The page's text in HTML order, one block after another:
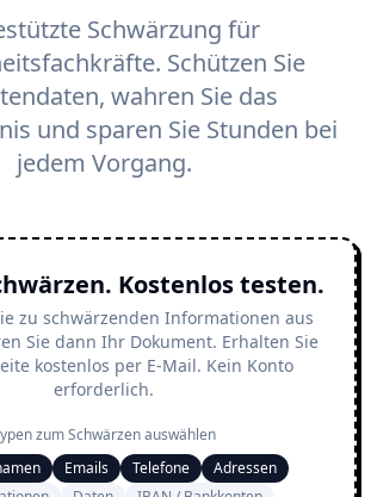
Schwärzung für
Schützen Sie
wahren Sie das
und sparen Sie Stunden bei
jedem Vorgang.
Kostenlos testen.
zu schwärzenden Informationen aus
Sie dann Ihr Dokument. Erhalten Sie
kostenlos per E-Mail. Kein Konto
erforderlich.
zum Schwärzen auswählen
Emails Telefone
Adressen